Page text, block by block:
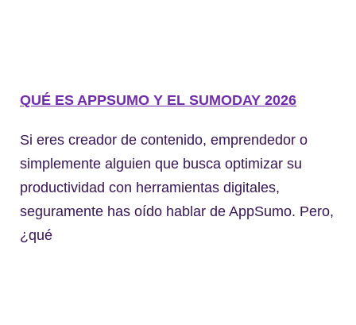
QUÉ ES APPSUMO Y EL SUMODAY 2026
Si eres creador de contenido, emprendedor o
simplemente alguien que busca optimizar su
productividad con herramientas digitales,
seguramente has oído hablar de AppSumo. Pero,
¿qué